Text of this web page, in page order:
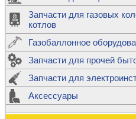
Запчасти для газовых
котлов
Газобаллонное
Запчасти для прочей
Запчасти для
Аксессуары